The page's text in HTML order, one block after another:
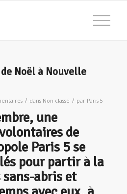
Noël à Nouvelle
/ dans Non classé / par Paris 5
une
de
Paris 5 se
pour partir à la
abris et